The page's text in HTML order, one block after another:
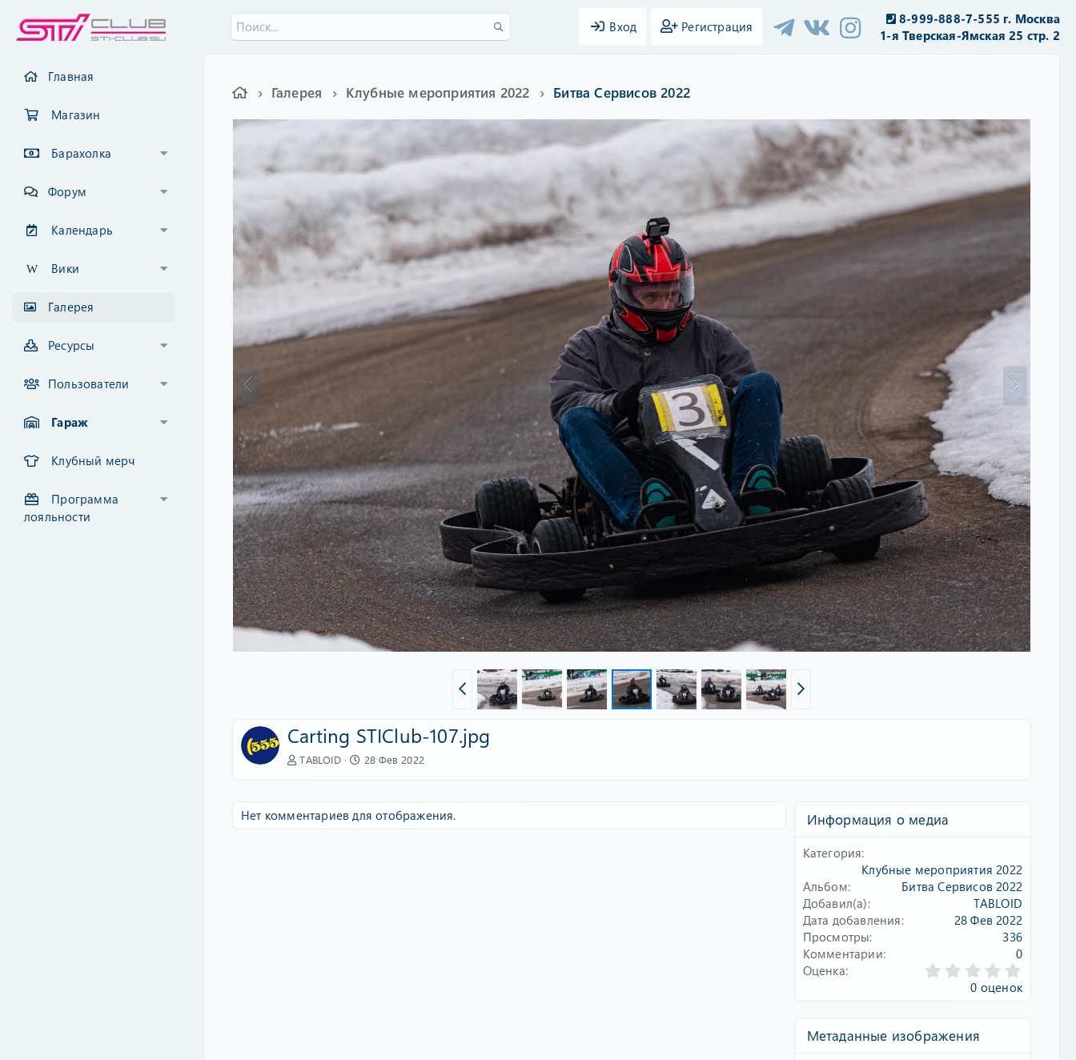
Вход Регистрация
8-999-888-7-555 г. Москва
1-я Тверская-Ямская 25 стр. 2
Главная
Магазин
Барахолка
Форум
Календарь
Вики
Галерея
Ресурсы
Пользователи
Гараж
Клубный мерч
Программа
лояльности
Галерея Клубные мероприятия 2022 Битва Сервисов 2022
Carting STIClub-107.jpg
TABLOID 28 Фев 2022
Нет комментариев для отображения. Информация о медиа
Категория
Клубные мероприятия 2022
Альбом
Битва Сервисов 2022
Добавил(а)
TABLOID
Дата добавления
28 Фев 2022
Просмотры
336
Комментарии
0
Оценка
.
0
0 оценок
Метаданные изображения